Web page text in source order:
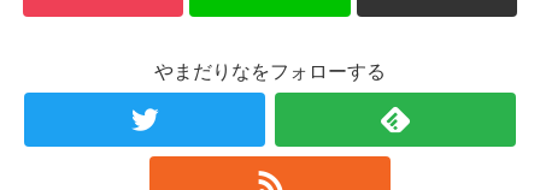
やまだりなをフォローする